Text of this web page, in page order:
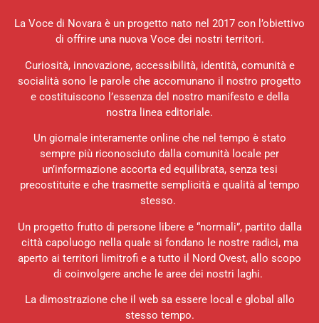
La Voce di Novara è un progetto nato nel 2017 con l’obiettivo
di offrire una nuova Voce dei nostri territori.
Curiosità, innovazione, accessibilità, identità, comunità e
socialità sono le parole che accomunano il nostro progetto
e costituiscono l’essenza del nostro manifesto e della
nostra linea editoriale.
Un giornale interamente online che nel tempo è stato
sempre più riconosciuto dalla comunità locale per
un’informazione accorta ed equilibrata, senza tesi
precostituite e che trasmette semplicità e qualità al tempo
stesso.
Un progetto frutto di persone libere e “normali”, partito dalla
città capoluogo nella quale si fondano le nostre radici, ma
aperto ai territori limitrofi e a tutto il Nord Ovest, allo scopo
di coinvolgere anche le aree dei nostri laghi.
La dimostrazione che il web sa essere local e global allo
stesso tempo.